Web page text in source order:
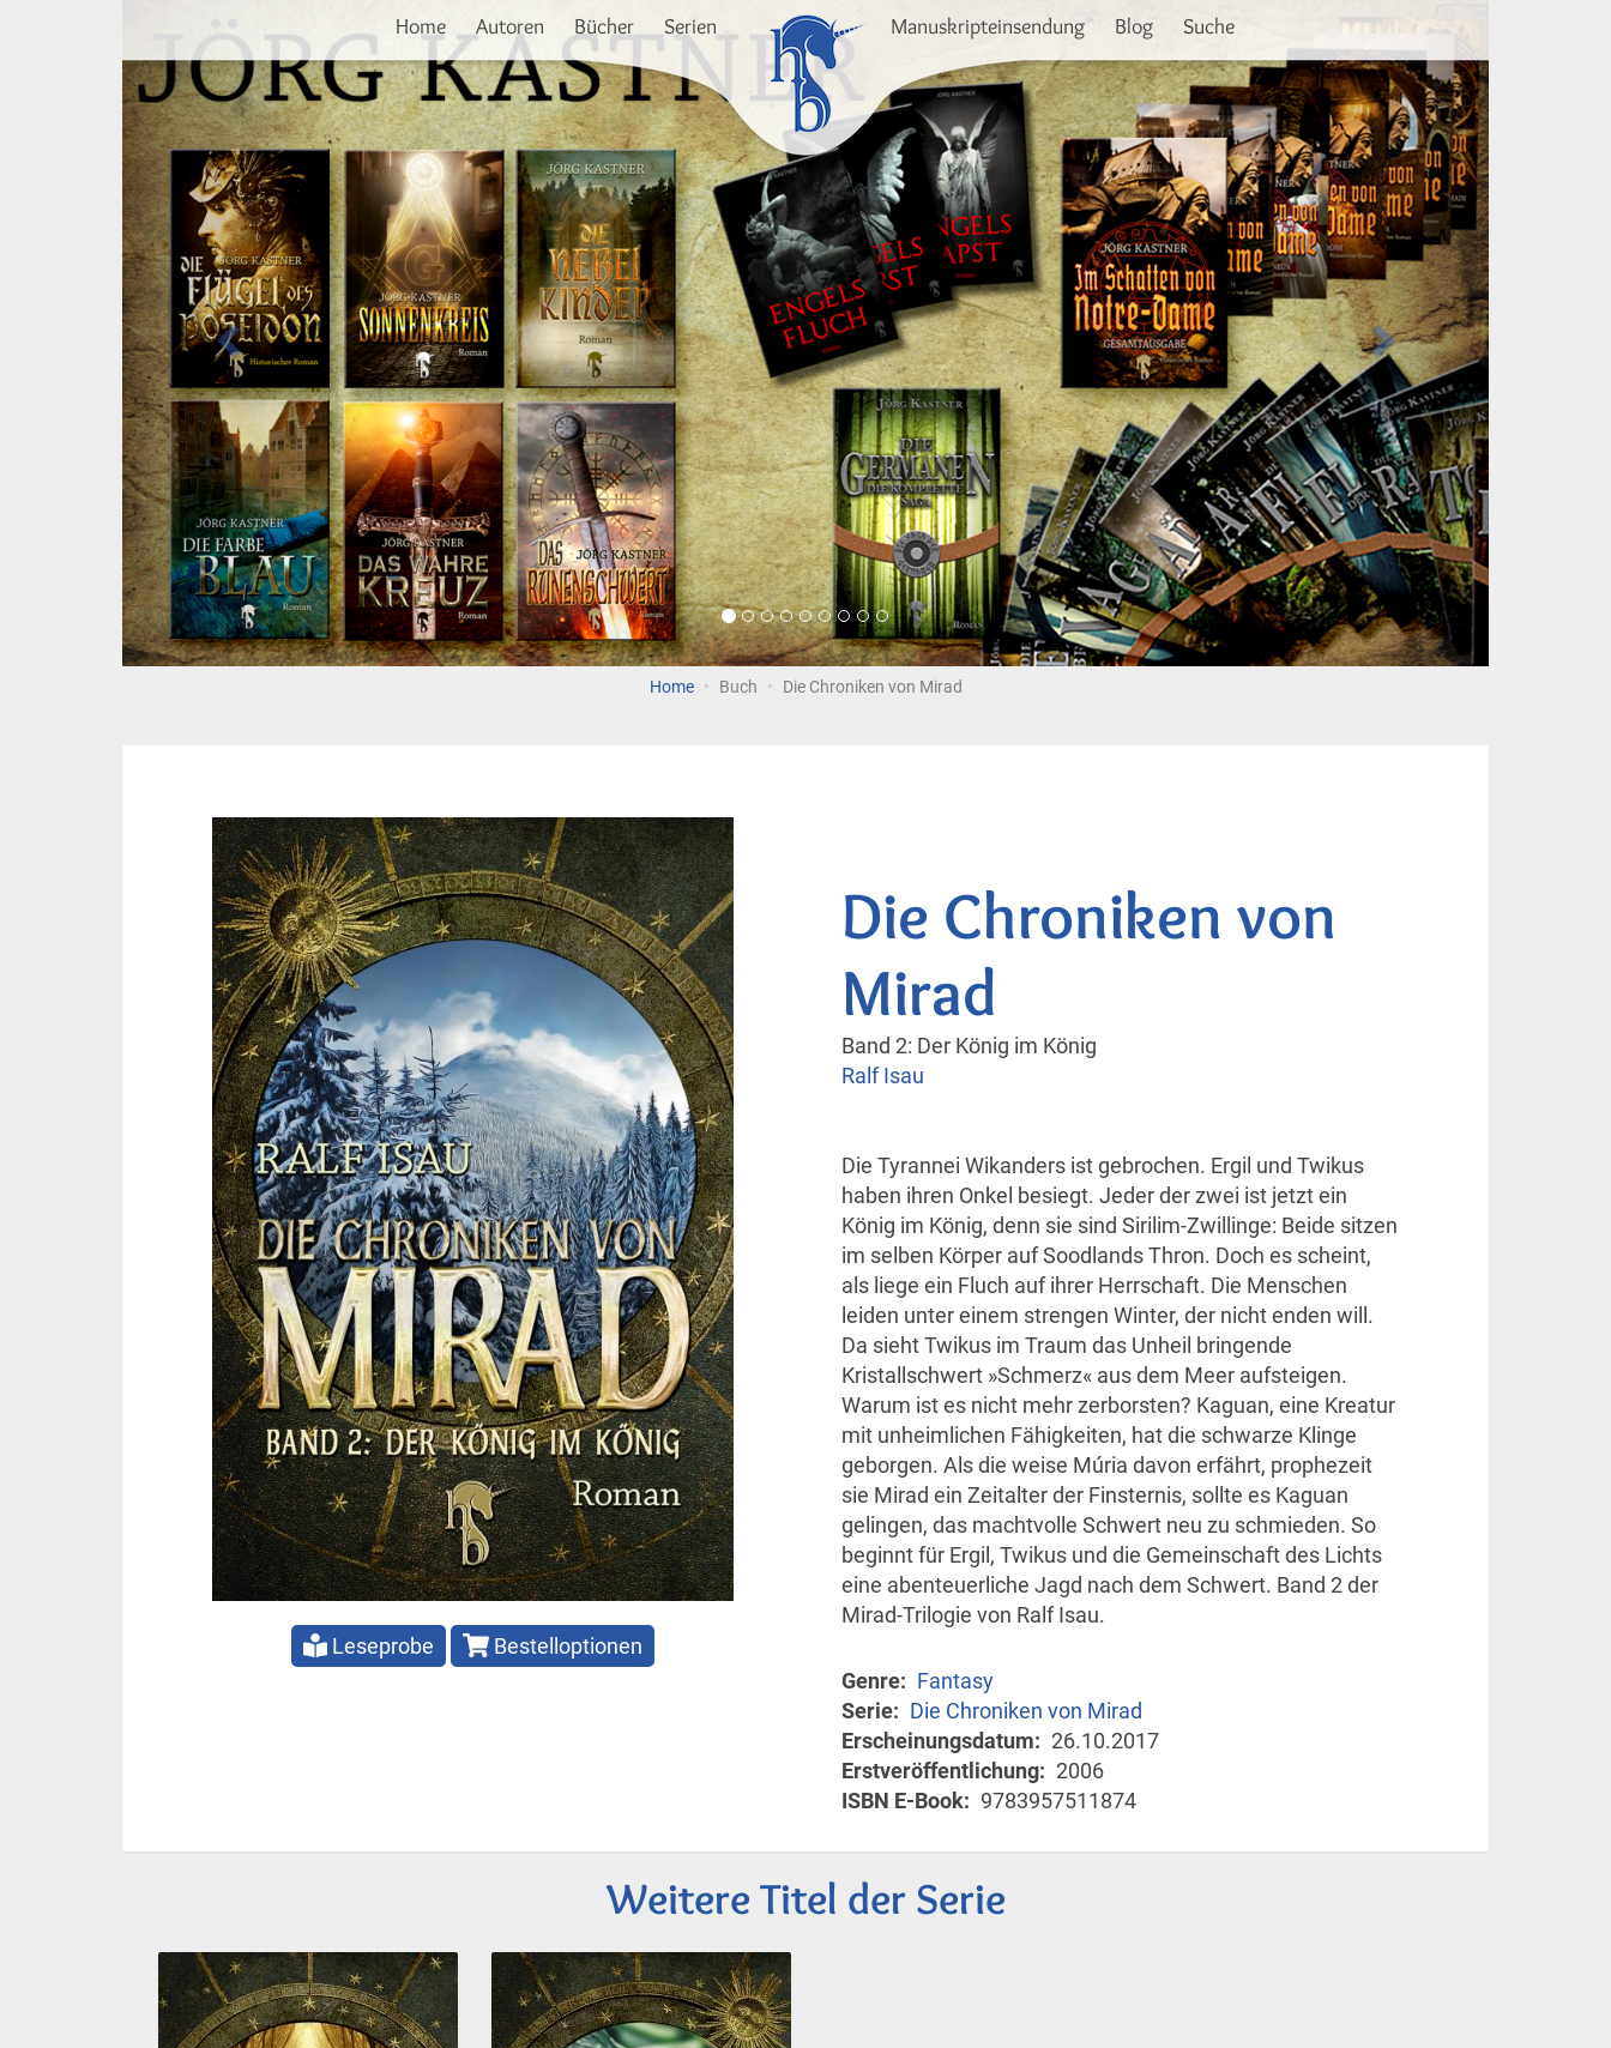
Home Autoren Bücher Serien Manuskripteinsendung Blog Suche Weiter
Home Buch Die Chroniken von Mirad
Leseprobe Bestelloptionen
Die Chroniken von
Mirad
Band 2: Der König im König
Ralf Isau
Die Tyrannei Wikanders ist gebrochen. Ergil und Twikus
haben ihren Onkel besiegt. Jeder der zwei ist jetzt ein
König im König, denn sie sind Sirilim-Zwillinge: Beide sitzen
im selben Körper auf Soodlands Thron. Doch es scheint,
als liege ein Fluch auf ihrer Herrschaft. Die Menschen
leiden unter einem strengen Winter, der nicht enden will.
Da sieht Twikus im Traum das Unheil bringende
Kristallschwert »Schmerz« aus dem Meer aufsteigen.
Warum ist es nicht mehr zerborsten? Kaguan, eine Kreatur
mit unheimlichen Fähigkeiten, hat die schwarze Klinge
geborgen. Als die weise Múria davon erfährt, prophezeit
sie Mirad ein Zeitalter der Finsternis, sollte es Kaguan
gelingen, das machtvolle Schwert neu zu schmieden. So
beginnt für Ergil, Twikus und die Gemeinschaft des Lichts
eine abenteuerliche Jagd nach dem Schwert. Band 2 der
Mirad-Trilogie von Ralf Isau.
Genre
Fantasy
Serie
Die Chroniken von Mirad
Erscheinungsdatum
26.10.2017
Erstveröffentlichung
2006
ISBN E-Book
9783957511874
Weitere Titel der Serie